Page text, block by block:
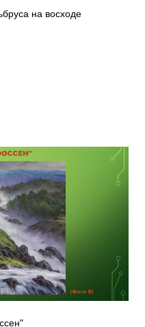
на восходе